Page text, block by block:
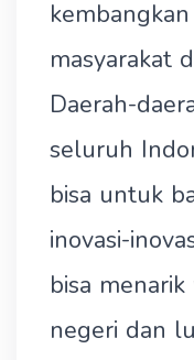
masyarakat
Daerah-
seluruh
bisa untuk
inovasi-
bisa
negeri dan